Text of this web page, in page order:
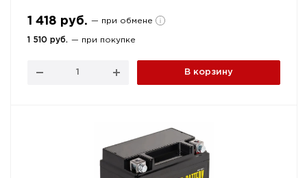
1 418 руб. — при обмене
1 510 руб. — при покупке
В корзину